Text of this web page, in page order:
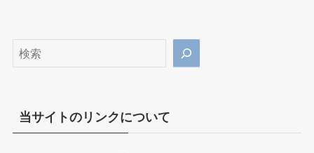
検
索
当サイトのリンクについて